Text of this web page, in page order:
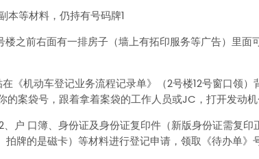
本等材料，仍持有号码牌1
之前右面有一排房子（墙上有拓印服务等广告）里
《机动车登记业务流程记录单》（2号楼12号窗口领
案袋号，跟着拿着案袋的工作人员或JC，打开发动
户 口簿、身份证及身份证复印件（新版身份证需复
牌的是磁卡）等材料进行登记申请，领取《待办单》